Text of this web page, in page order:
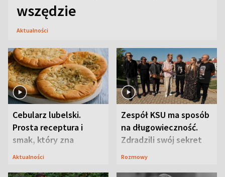
wszędzie
Aktualności
Cebularz lubelski.
Prosta receptura i
smak, który zna
Lubelszczyzna
Aktualności
Zespół KSU ma sposób
na długowieczność.
Zdradzili swój sekret
Rozmowy